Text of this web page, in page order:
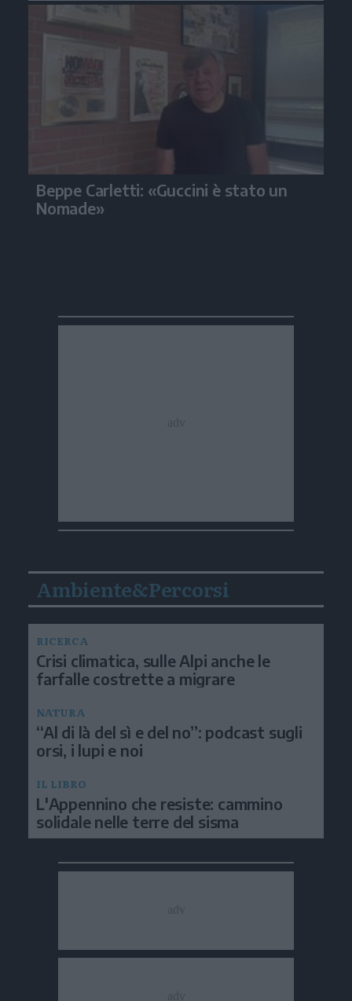
Beppe Carletti: «Guccini è stato un
Nomade»
Ambiente&Percorsi
RICERCA
Crisi climatica, sulle Alpi anche le
farfalle costrette a migrare
NATURA
“Al di là del sì e del no”: podcast sugli
orsi, i lupi e noi
IL LIBRO
L'Appennino che resiste: cammino
solidale nelle terre del sisma